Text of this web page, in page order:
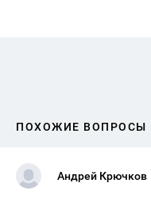
ПОХОЖИЕ ВОПРОСЫ
Андрей Крючков